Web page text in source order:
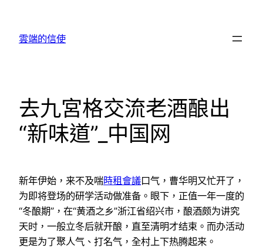
雲端的信使
去九宮格交流老酒酿出
“新味道”_中国网
新年伊始，来不及喘時租會議口气，曹华明又忙开了，
为即将登场的研学活动做准备。眼下，正值一年一度的
“冬酿期”，在“黄酒之乡”浙江省绍兴市，酿酒颇为讲究
天时，一般立冬后就开酿，直至清明才结束。而办活动
更是为了聚人气、打名气，全村上下热腾起来。